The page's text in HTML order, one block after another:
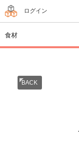
ログイン
食材
BACK